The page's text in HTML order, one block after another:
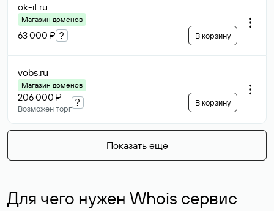
ok-it.ru
Магазин доменов
63 000 ₽ ? В корзину
vobs.ru
Магазин доменов
206 000 ₽
Возможен торг
? В корзину
Показать еще
Для чего нужен Whois сервис